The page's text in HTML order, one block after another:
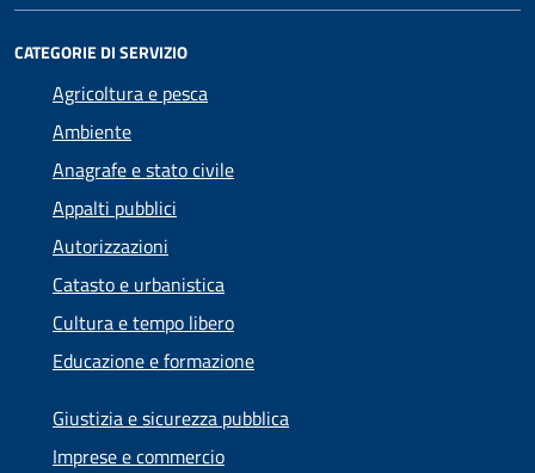
CATEGORIE DI SERVIZIO
Agricoltura e pesca
Ambiente
Anagrafe e stato civile
Appalti pubblici
Autorizzazioni
Catasto e urbanistica
Cultura e tempo libero
Educazione e formazione
Giustizia e sicurezza pubblica
Imprese e commercio